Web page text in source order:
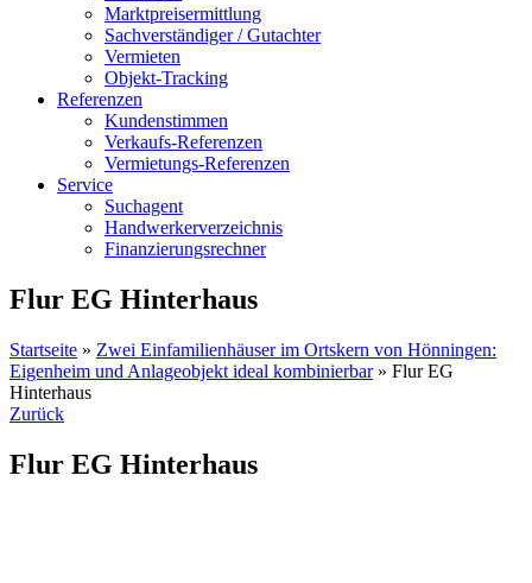
Marktpreisermittlung
Sachverständiger / Gutachter
Vermieten
Objekt-Tracking
Referenzen
Kundenstimmen
Verkaufs-Referenzen
Vermietungs-Referenzen
Service
Suchagent
Handwerkerverzeichnis
Finanzierungsrechner
Flur EG Hinterhaus
Startseite » Zwei Einfamilienhäuser im Ortskern von Hönningen:
Eigenheim und Anlageobjekt ideal kombinierbar» Flur EG
Hinterhaus
Zurück
Flur EG Hinterhaus